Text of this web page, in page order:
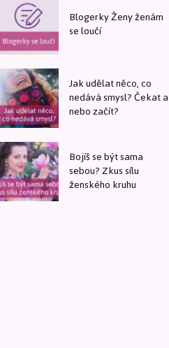
Blogerky Ženy ženám
se loučí
Jak udělat něco, co
nedává smysl? Čekat a
nebo začít?
Bojíš se být sama
sebou? Zkus sílu
ženského kruhu